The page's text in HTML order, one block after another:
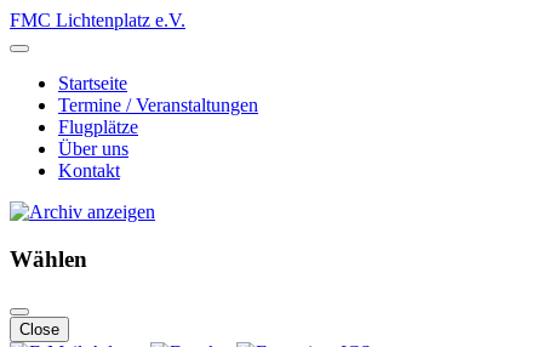
FMC Lichtenplatz e.V.
Startseite
Termine / Veranstaltungen
Flugplätze
Über uns
Kontakt
Wählen
Close